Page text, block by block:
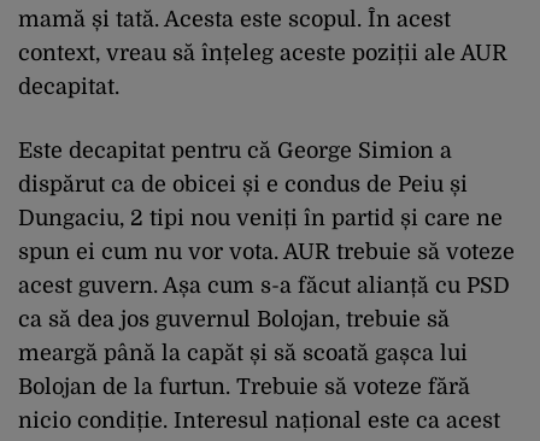
mamă și tată. Acesta este scopul. În acest
context, vreau să înțeleg aceste poziții ale AUR
decapitat.
Este decapitat pentru că George Simion a
dispărut ca de obicei și e condus de Peiu și
Dungaciu, 2 tipi nou veniți în partid și care ne
spun ei cum nu vor vota. AUR trebuie să voteze
acest guvern. Așa cum s-a făcut alianță cu PSD
ca să dea jos guvernul Bolojan, trebuie să
meargă până la capăt și să scoată gașca lui
Bolojan de la furtun. Trebuie să voteze fără
nicio condiție. Interesul național este ca acest